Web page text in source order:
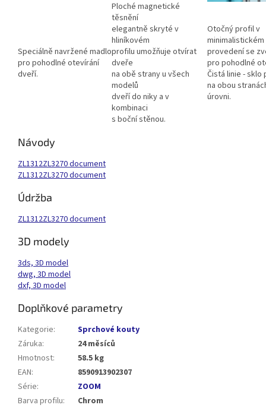
Speciálně navržené madlo
pro pohodlné otevírání
dveří.
Ploché magnetické
těsnění
elegantně skryté v
hliníkovém
profilu umožňuje otvírat
dveře
na obě strany u všech
modelů
dveří do niky a v
kombinaci
s boční stěnou.
Otočný profil v
minimalistickém
provedení se
pro pohodlné
Čistá linie -
na obou
úrovni.
Návody
ZL1312ZL3270 document
ZL1312ZL3270 document
Údržba
ZL1312ZL3270 document
3D modely
3ds, 3D model
dwg, 3D model
dxf, 3D model
Doplňkové parametry
Kategorie:
Sprchové kouty
Záruka:
24 měsíců
Hmotnost:
58.5 kg
EAN:
8590913902307
Série:
ZOOM
Barva profilu:
Chrom